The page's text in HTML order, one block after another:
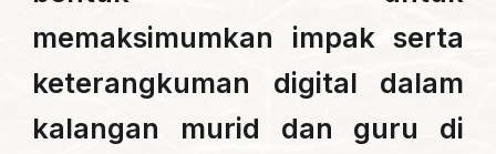
memaksimumkan impak serta
keterangkuman digital dalam
kalangan murid dan guru di